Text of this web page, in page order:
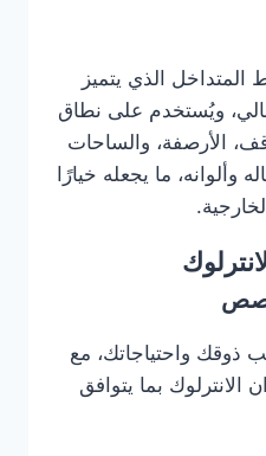
المتداخل الذي يتميز
ويُستخدم على نطاق
الأرصفة، والساحات
وألوانه، ما يجعله خيارًا
ذوقك واحتياجاتك، مع
الانترلوك بما يتوافق